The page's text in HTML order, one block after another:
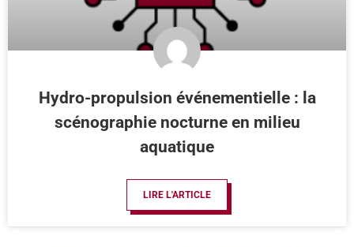
Hydro-propulsion événementielle : la
scénographie nocturne en milieu
aquatique
LIRE L'ARTICLE